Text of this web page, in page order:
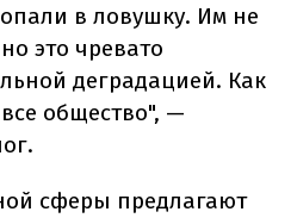
в ловушку. Им не
это чревато
деградацией. Как
общество", —
сферы предлагают